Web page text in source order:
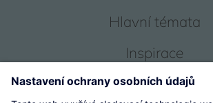
Hlavní témata
Inspirace
Servis